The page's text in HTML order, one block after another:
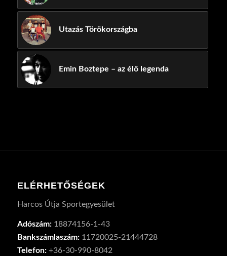
Utazás Törökországba
Emin Boztepe – az élő legenda
ELÉRHETŐSÉGEK
Harcos Útja Sportegyesület
Adószám:18874156-1-43
Bankszámlaszám:11720025-21444728
Telefon:+36-30-990-8042